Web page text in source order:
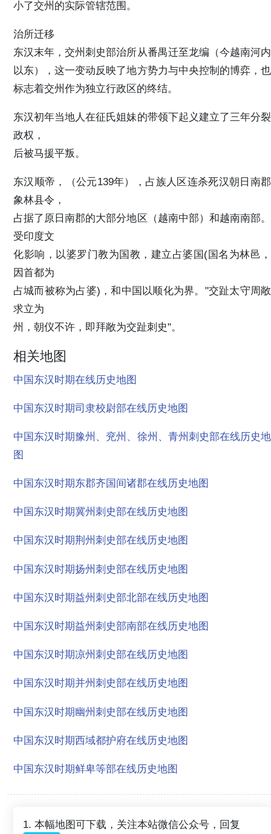
小了交州的实际管辖范围。
治所迁移
东汉末年，交州刺史部治所从番禺迁至龙编（今越南河内
以东），这一变动反映了地方势力与中央控制的博弈，也
标志着交州作为独立行政区的终结。
东汉初年当地人在征氏姐妹的带领下起义建立了三年分裂
政权，
后被马援平叛。
东汉顺帝，（公元139年），占族人区连杀死汉朝日南郡
象林县令，
占据了原日南郡的大部分地区（越南中部）和越南南部。
受印度文
化影响，以婆罗门教为国教，建立占婆国(国名为林邑，
因首都为
占城而被称为占婆)，和中国以顺化为界。"交趾太守周敞
求立为
州，朝仪不许，即拜敞为交趾刺史"。
相关地图
中国东汉时期在线历史地图
中国东汉时期司隶校尉部在线历史地图
中国东汉时期豫州、兖州、徐州、青州刺史部在线历史地
图
中国东汉时期东郡齐国间诸郡在线历史地图
中国东汉时期冀州刺史部在线历史地图
中国东汉时期荆州刺史部在线历史地图
中国东汉时期扬州刺史部在线历史地图
中国东汉时期益州刺史部北部在线历史地图
中国东汉时期益州刺史部南部在线历史地图
中国东汉时期凉州刺史部在线历史地图
中国东汉时期并州刺史部在线历史地图
中国东汉时期幽州刺史部在线历史地图
中国东汉时期西域都护府在线历史地图
中国东汉时期鲜卑等部在线历史地图
1. 本幅地图可下载，关注本站微信公众号，回复